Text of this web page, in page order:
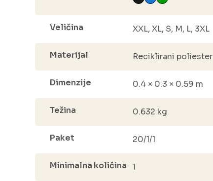
Veličina XXL, XL, S, M, L, 3XL
Materijal Reciklirani poliester
Dimenzije 0.4 × 0.3 × 0.59 m
Težina 0.632 kg
Paket 20/1/1
Minimalna količina 1